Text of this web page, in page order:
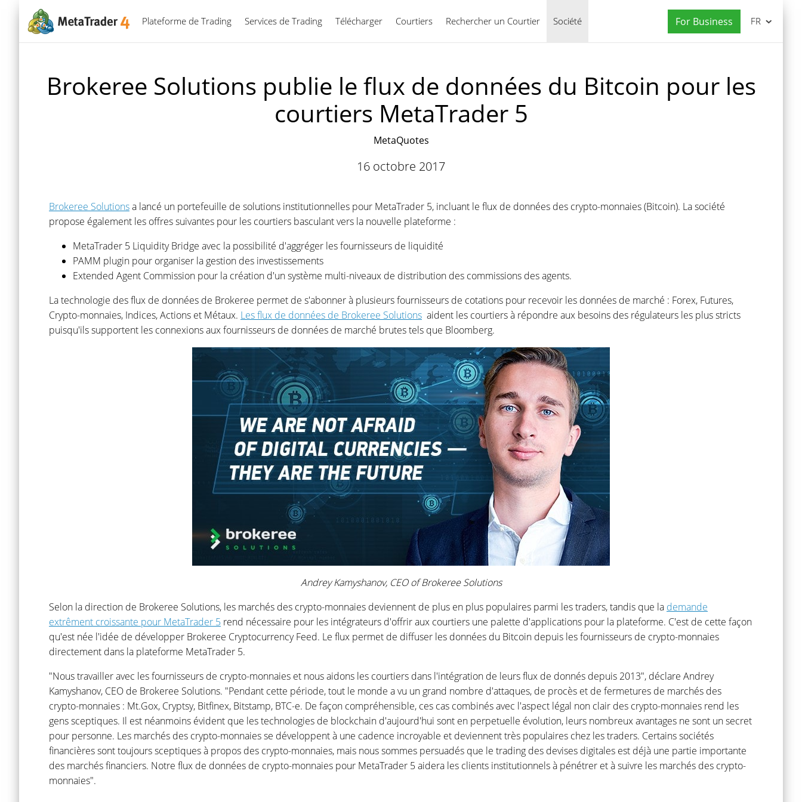
Plateforme de Trading Services de Trading Télécharger Courtiers Rechercher un Courtier Société For Business
Français FR
Brokeree Solutions publie le flux de données du Bitcoin pour les
courtiers MetaTrader 5
MetaQuotes
16 octobre 2017
Brokeree Solutionsa lancé un portefeuille de solutions institutionnelles pour MetaTrader 5, incluant le flux de données des crypto-monnaies (Bitcoin). La société
propose également les offres suivantes pour les courtiers basculant vers la nouvelle plateforme :
MetaTrader 5 Liquidity Bridge avec la possibilité d'aggréger les fournisseurs de liquidité
PAMM plugin pour organiser la gestion des investissements
Extended Agent Commission pour la création d'un système multi-niveaux de distribution des commissions des agents.
La technologie des flux de données de Brokeree permet de s'abonner à plusieurs fournisseurs de cotations pour recevoir les données de marché : Forex, Futures,
Crypto-monnaies,​ ​Indices,​ Actions et Métaux. Les flux de données de Brokeree Solutions aident les courtiers à répondre aux besoins des régulateurs les plus stricts
puisqu'ils supportent les connexions aux fournisseurs de données de marché brutes tels que Bloomberg.
Andrey Kamyshanov, CEO of Brokeree Solutions
Selon la direction de Brokeree Solutions, les marchés des crypto-monnaies deviennent de plus en plus populaires parmi les traders, tandis que la demande
extrêment croissante pour MetaTrader 5 rend nécessaire pour les intégrateurs d'offrir aux courtiers une palette d'applications pour la plateforme. C'est de cette façon
qu'est née l'idée de développer Brokeree Cryptocurrency Feed. Le flux permet de diffuser les données du Bitcoin depuis les fournisseurs de crypto-monnaies
directement dans la plateforme MetaTrader 5.
"Nous travailler avec les fournisseurs de crypto-monnaies et nous aidons les courtiers dans l'intégration de leurs flux de donnés depuis 2013", déclare Andrey
Kamyshanov, CEO de Brokeree Solutions. "Pendant cette période, tout le monde a vu un grand nombre d'attaques, de procès et de fermetures de marchés des
crypto-monnaies : Mt.Gox, Cryptsy, Bitfinex, Bitstamp, BTC-e. De façon compréhensible, ces cas combinés avec l'aspect légal non clair des crypto-monnaies rend les
gens sceptiques. Il est néanmoins évident que les technologies de blockchain d'aujourd'hui sont en perpetuelle évolution, leurs nombreux avantages ne sont un secret
pour personne. Les marchés des crypto-monnaies se développent à une cadence incroyable et deviennent très populaires chez les traders. Certains sociétés
financières sont toujours sceptiques à propos des crypto-monnaies, mais nous sommes persuadés que le trading des devises digitales est déjà une partie importante
des marchés financiers. Notre flux de données de crypto-monnaies pour MetaTrader 5 aidera les clients institutionnels à pénétrer et à suivre les marchés des crypto-
monnaies".